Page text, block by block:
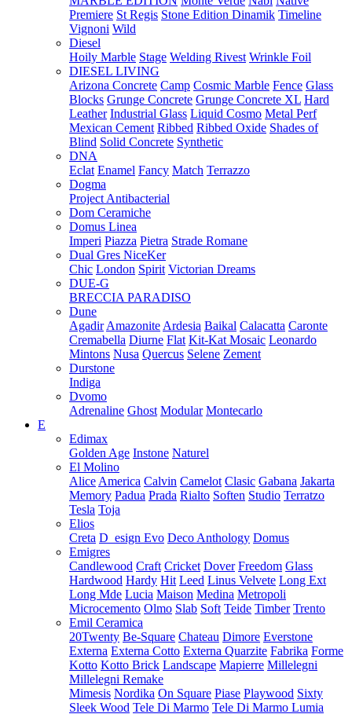
Premiere St Regis Stone Edition Dinamik Timeline
Vignoni Wild
Diesel
Hoily Marble Stage Welding Rivest Wrinkle Foil
DIESEL LIVING
Arizona Concrete Camp Cosmic Marble Fence Glass
Blocks Grunge Concrete Grunge Concrete XL Hard
Leather Industrial Glass Liquid Cosmo Metal Perf
Mexican Cement Ribbed Ribbed Oxide Shades of
Blind Solid Concrete Synthetic
DNA
Eclat Enamel Fancy Match Terrazzo
Dogma
Project Antibacterial
Dom Ceramiche
Domus Linea
Imperi Piazza Pietra Strade Romane
Dual Gres NiceKer
Chic London Spirit Victorian Dreams
DUE-G
BRECCIA PARADISO
Dune
Agadir Amazonite Ardesia Baikal Calacatta Caronte
Cremabella Diurne Flat Kit-Kat Mosaic Leonardo
Mintons Nusa Quercus Selene Zement
Durstone
Indiga
Dvomo
Adrenaline Ghost Modular Montecarlo
E
Edimax
Golden Age Instone Naturel
El Molino
Alice America Calvin Camelot Clasic Gabana Jakarta
Memory Padua Prada Rialto Soften Studio Terratzo
Tesla Toja
Elios
Creta D_esign Evo Deco Anthology Domus
Emigres
Candlewood Craft Cricket Dover Freedom Glass
Hardwood Hardy Hit Leed Linus Velvete Long Ext
Long Mde Lucia Maison Medina Metropoli
Microcemento Olmo Slab Soft Teide Timber Trento
Emil Ceramica
20Twenty Be-Square Chateau Dimore Everstone
Externa Externa Cotto Externa Quarzite Fabrika Forme
Kotto Kotto Brick Landscape Mapierre Millelegni
Millelegni Remake
Mimesis Nordika On Square Piase Playwood Sixty
Sleek Wood Tele Di Marmo Tele Di Marmo Lumia